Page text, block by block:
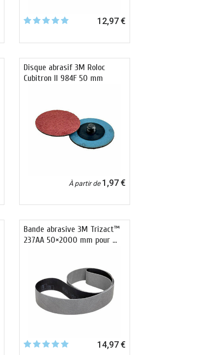
12,97 €
Disque abrasif 3M Roloc
Cubitron II 984F 50 mm
À partir de1,97 €
Bande abrasive 3M Trizact™
237AA 50×2000 mm pour …
14,97 €